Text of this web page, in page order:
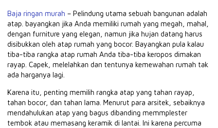
Baja ringan murah – Pelindung utama sebuah bangunan adalah
atap. bayangkan jika Anda memiliki rumah yang megah, mahal,
dengan furniture yang elegan, namun jika hujan datang harus
disibukkan oleh atap rumah yang bocor. Bayangkan pula kalau
tiba-tiba rangka atap rumah Anda tiba-tiba keropos dimakan
rayap. Capek, melelahkan dan tentunya kemewahan rumah tak
ada harganya lagi.
Karena itu, penting memilih rangka atap yang tahan rayap,
tahan bocor, dan tahan lama. Menurut para arsitek, sebaiknya
mendahulukan atap yang bagus dibanding memmplester
tembok atau memasang keramik di lantai. Ini karena percuma